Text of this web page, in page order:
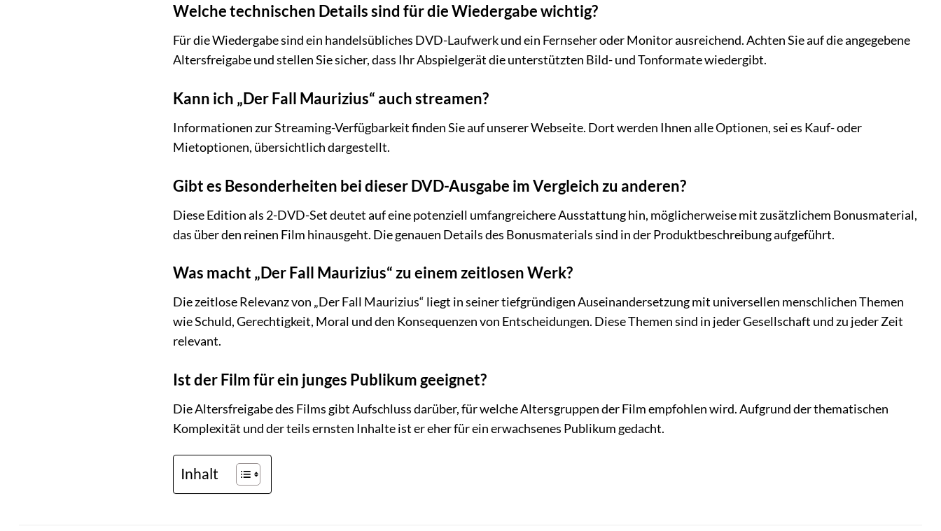
Welche technischen Details sind für die Wiedergabe wichtig?
Für die Wiedergabe sind ein handelsübliches DVD-Laufwerk und ein Fernseher oder Monitor ausreichend. Achten Sie auf die angegebene
Altersfreigabe und stellen Sie sicher, dass Ihr Abspielgerät die unterstützten Bild- und Tonformate wiedergibt.
Kann ich „Der Fall Maurizius“ auch streamen?
Informationen zur Streaming-Verfügbarkeit finden Sie auf unserer Webseite. Dort werden Ihnen alle Optionen, sei es Kauf- oder
Mietoptionen, übersichtlich dargestellt.
Gibt es Besonderheiten bei dieser DVD-Ausgabe im Vergleich zu anderen?
Diese Edition als 2-DVD-Set deutet auf eine potenziell umfangreichere Ausstattung hin, möglicherweise mit zusätzlichem Bonusmaterial,
das über den reinen Film hinausgeht. Die genauen Details des Bonusmaterials sind in der Produktbeschreibung aufgeführt.
Was macht „Der Fall Maurizius“ zu einem zeitlosen Werk?
Die zeitlose Relevanz von „Der Fall Maurizius“ liegt in seiner tiefgründigen Auseinandersetzung mit universellen menschlichen Themen
wie Schuld, Gerechtigkeit, Moral und den Konsequenzen von Entscheidungen. Diese Themen sind in jeder Gesellschaft und zu jeder Zeit
relevant.
Ist der Film für ein junges Publikum geeignet?
Die Altersfreigabe des Films gibt Aufschluss darüber, für welche Altersgruppen der Film empfohlen wird. Aufgrund der thematischen
Komplexität und der teils ernsten Inhalte ist er eher für ein erwachsenes Publikum gedacht.
Inhalt